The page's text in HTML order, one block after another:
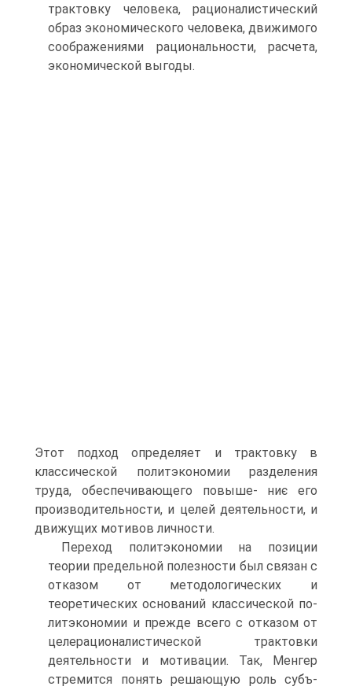
трактовку человека, рационалистический
образ экономического человека, движимого
соображениями рациональности, расчета,
экономической выгоды.
Этот подход определяет и трактовку в
классической политэкономии разделения
труда, обеспечивающего повыше- ниє его
производительности, и целей деятельности, и
движущих мотивов личности.
Переход политэкономии на позиции
теории предельной полезности был связан с
отказом от методологических и
теоретических оснований классической по-
литэкономии и прежде всего с отказом от
целерационалистической трактовки
деятельности и мотивации. Так, Менгер
стремится понять решающую роль субъ-